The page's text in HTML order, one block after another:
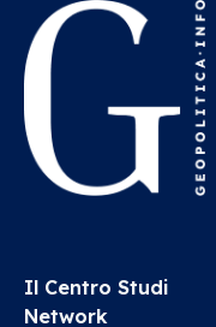
Il Centro Studi
Network